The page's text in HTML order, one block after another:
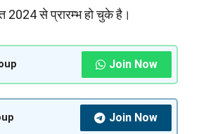
2024 से प्रारम्भ हो चुके है।
Join Now
Join Now